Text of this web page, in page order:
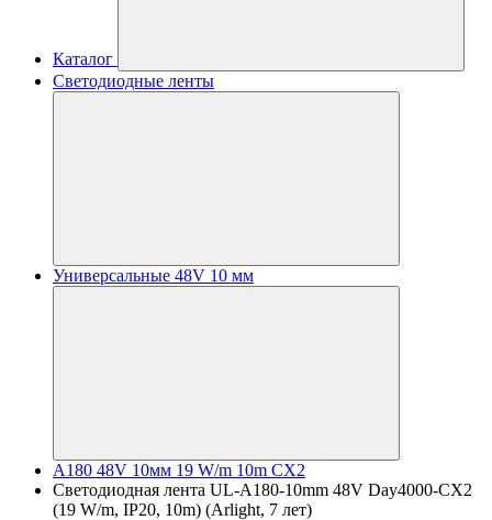
Каталог
Светодиодные ленты
Универсальные 48V 10 мм
A180 48V 10мм 19 W/m 10m CX2
Светодиодная лента UL-A180-10mm 48V Day4000-CX2
(19 W/m, IP20, 10m) (Arlight, 7 лет)